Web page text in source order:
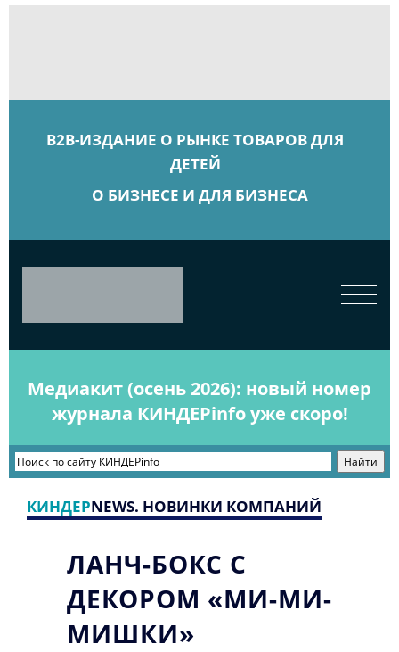
B2B-ИЗДАНИЕ О РЫНКЕ ТОВАРОВ ДЛЯ
ДЕТЕЙ
О БИЗНЕСЕ И ДЛЯ БИЗНЕСА
Медиакит (осень 2026): новый номер
журнала КИНДЕРinfo уже скоро!
КИНДЕРNEWS. НОВИНКИ КОМПАНИЙ
ЛАНЧ-БОКС С
ДЕКОРОМ «МИ-МИ-
МИШКИ»